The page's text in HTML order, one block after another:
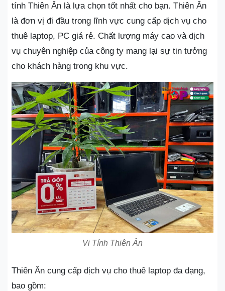
tính Thiên Ân là lựa chọn tốt nhất cho bạn. Thiên Ân
là đơn vị đi đầu trong lĩnh vực cung cấp dịch vụ cho
thuê laptop, PC giá rẻ. Chất lượng máy cao và dịch
vụ chuyên nghiệp của công ty mang lại sự tin tưởng
cho khách hàng trong khu vực.
Vi Tính Thiên Ân
Thiên Ân cung cấp dịch vụ cho thuê laptop đa dạng,
bao gồm: